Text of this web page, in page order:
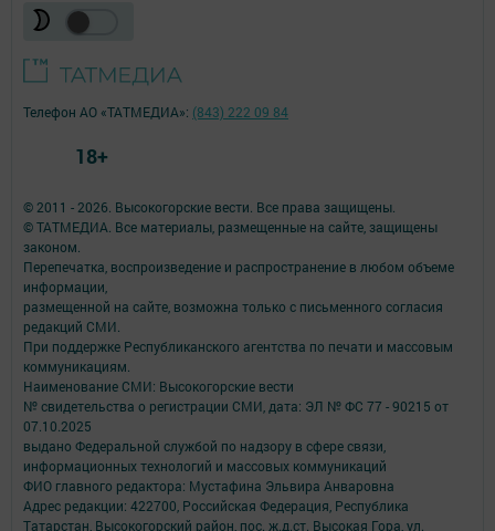
© 2011 - 2026. Высокогорские вести. Все права защищены.
© ТАТМЕДИА. Все материалы, размещенные на сайте, защищены
законом.
Перепечатка, воспроизведение и распространение в любом объеме
информации,
размещенной на сайте, возможна только с письменного согласия
редакций СМИ.
При поддержке Республиканского агентства по печати и массовым
коммуникациям.
Наименование СМИ: Высокогорские вести
№ свидетельства о регистрации СМИ, дата: ЭЛ № ФС 77 - 90215 от
07.10.2025
выдано Федеральной службой по надзору в сфере связи,
информационных технологий и массовых коммуникаций
ФИО главного редактора: Мустафина Эльвира Анваровна
Адрес редакции: 422700, Российская Федерация, Республика
Татарстан, Высокогорский район, пос. ж.д.ст. Высокая Гора, ул.
Телефон АО «ТАТМЕДИА»: (843) 222 09 84
18+